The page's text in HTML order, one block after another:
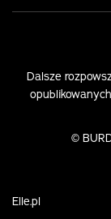
Dalsze
©
Elle.pl